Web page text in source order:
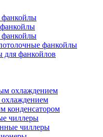
фанкойлы
для фанкойлов
охлаждением
конденсатором
чиллеры
чиллеры